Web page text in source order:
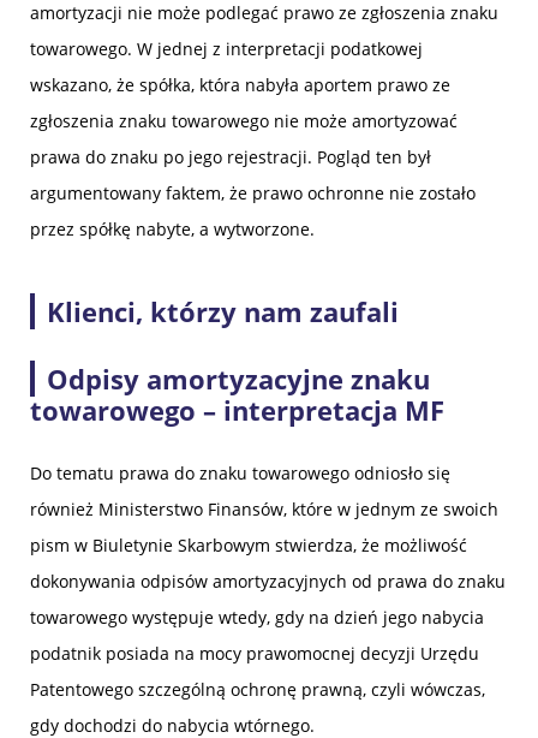
amortyzacji nie może podlegać prawo ze zgłoszenia znaku
towarowego. W jednej z interpretacji podatkowej
wskazano, że spółka, która nabyła aportem prawo ze
zgłoszenia znaku towarowego nie może amortyzować
prawa do znaku po jego rejestracji. Pogląd ten był
argumentowany faktem, że prawo ochronne nie zostało
przez spółkę nabyte, a wytworzone.
Klienci, którzy nam zaufali
Odpisy amortyzacyjne znaku
towarowego – interpretacja MF
Do tematu prawa do znaku towarowego odniosło się
również Ministerstwo Finansów, które w jednym ze swoich
pism w Biuletynie Skarbowym stwierdza, że możliwość
dokonywania odpisów amortyzacyjnych od prawa do znaku
towarowego występuje wtedy, gdy na dzień jego nabycia
podatnik posiada na mocy prawomocnej decyzji Urzędu
Patentowego szczególną ochronę prawną, czyli wówczas,
gdy dochodzi do nabycia wtórnego.